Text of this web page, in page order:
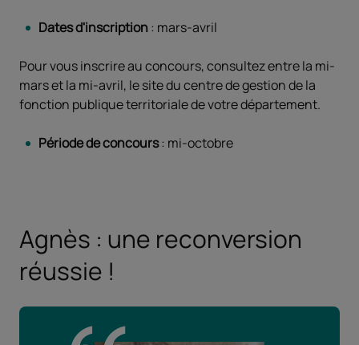
Dates d'inscription: mars-avril
Pour vous inscrire au concours, consultez entre la mi-
mars et la mi-avril, le site du centre de gestion de la
fonction publique territoriale de votre département.
Période de concours: mi-octobre
Agnès : une reconversion
réussie !